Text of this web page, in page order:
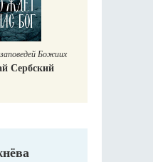
Божиих
Сербский